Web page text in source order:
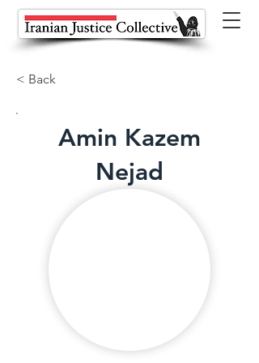
< Back
Amin Kazem
Nejad